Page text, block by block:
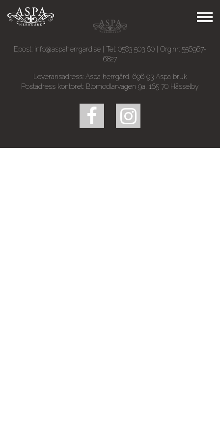
Epost: info@aspaherrgard.se | Tel: 0583 503 60 | Org.nr: 556967-
6827
Leveransadress: Aspa herrgård, 696 93 Aspa bruk
Postadress kontoret: Blomodlarvägen 9a, 165 70 Hässelby